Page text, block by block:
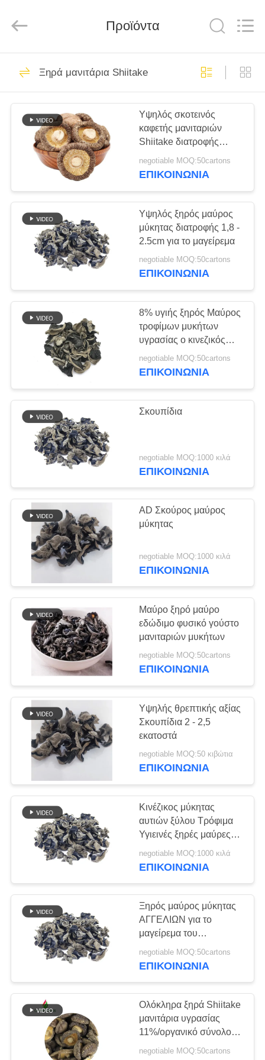
ΑΡΧΙΚΉ
ΣΕΛΊΔΑ
ΠΡΟΪΌΝΤΑ
ΣΧΕΤΙΚΆ
ΕΜΆΣ
ΕΠΙΣΚΈΨΕΙΣ
ΕΡΓΟΣΤΆΣΙΟ
ΈΛΕΓΧΟΣ
ΠΟΙΌΤΗΤΑΣ
ΕΠΙΚΟΙΝΩΝΉΣΤΕ
ΜΑΖΊ
ΜΑΣ
ΕΙΔΉΣΕΙΣ
ΖΗΤΉΣΤΕ
ΜΙΑ
ΠΡΟΣΦΟΡΆ
ΧΆΡΤΗΣ
ΙΣΤΌΤΟΠΟΥ
ΠΟΛΙΤΙΚΉ
ΜΥΣΤΙΚΌΤΗΤΑΣ
TRADING
CO.,LTD..
Ξηρά Crumbs
ψωμιού
205
ιαπωνικά crumbs
ψωμιού
171
Ολόκληρα Crumbs
ψωμιού Panko σίτου
155
Ψημένο φύκι Nori
Καθαρή σκόνη
Wasabi
Ξηρά τσιπ καρότων
58
Ξηρές νιφάδες
παλαμίδων
24
Ξηρά μανιτάρια
Shiitake
48
Προϊόντα
Ξηρά μανιτάρια Shiitake
Υψηλός σκοτεινός
καφετής μανιταριών
Shiitake διατροφής
ξηρός για το μαγείρεμα
negotiable MOQ:50cartons
ΕΠΙΚΟΙΝΩΝΊΑ
Υψηλός ξηρός μαύρος
μύκητας διατροφής 1,8 -
2.5cm για το μαγείρεμα
negotiable MOQ:50cartons
ΕΠΙΚΟΙΝΩΝΊΑ
8% υγιής ξηρός Μαύρος
τροφίμων μυκήτων
υγρασίας ο κινεζικός
ξύλινος
negotiable MOQ:50cartons
ΕΠΙΚΟΙΝΩΝΊΑ
Σκουπίδια
negotiable MOQ:1000 κιλά
ΕΠΙΚΟΙΝΩΝΊΑ
AD Σκούρος μαύρος
μύκητας
negotiable MOQ:1000 κιλά
ΕΠΙΚΟΙΝΩΝΊΑ
Μαύρο ξηρό μαύρο
εδώδιμο φυσικό γούστο
μανιταριών μυκήτων
negotiable MOQ:50cartons
ΕΠΙΚΟΙΝΩΝΊΑ
Υψηλής θρεπτικής αξίας
Σκουπίδια 2 - 2,5
εκατοστά
negotiable MOQ:50 κιβώτια
ΕΠΙΚΟΙΝΩΝΊΑ
Κινέζικος μύκητας
αυτιών ξύλου Τρόφιμα
Υγιεινές ξηρές μαύρες
μύκητες
negotiable MOQ:1000 κιλά
ΕΠΙΚΟΙΝΩΝΊΑ
Ξηρός μαύρος μύκητας
ΑΓΓΕΛΙΩΝ για το
μαγείρεμα του
μανιταριού μέγεθος 2 -
2.5cm
negotiable MOQ:50cartons
ΕΠΙΚΟΙΝΩΝΊΑ
Ολόκληρα ξηρά Shiitake
μανιτάρια υγρασίας
11%/οργανικό σύνολο
μανιταριών Shiitake
negotiable MOQ:50cartons